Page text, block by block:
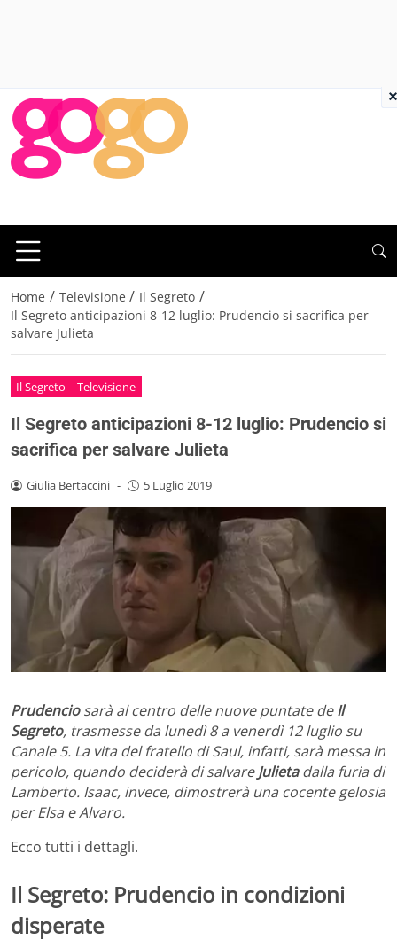
Home / Televisione / Il Segreto /
Il Segreto anticipazioni 8-12 luglio: Prudencio si sacrifica per
salvare Julieta
Il Segreto Televisione
Il Segreto anticipazioni 8-12 luglio: Prudencio si
sacrifica per salvare Julieta
Giulia Bertaccini - 5 Luglio 2019
Prudenciosarà al centro delle nuove puntate deIl
Segreto, trasmesse da lunedì 8 a venerdì 12 luglio su
Canale 5. La vita del fratello di Saul, infatti, sarà messa in
pericolo, quando deciderà di salvareJulietadalla furia di
Lamberto. Isaac, invece, dimostrerà una cocente gelosia
per Elsa e Alvaro.
Ecco tutti i dettagli.
Il Segreto: Prudencio in condizioni
disperate
×